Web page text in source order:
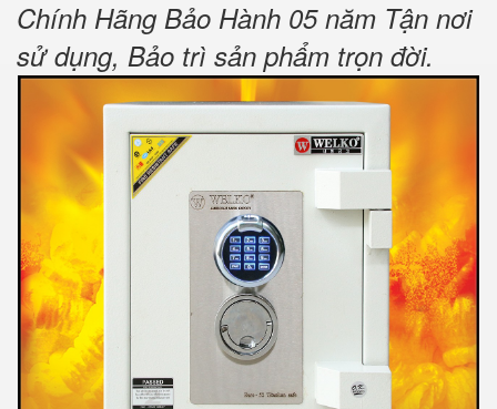
Chính Hãng Bảo Hành 05 năm Tận nơi
sử dụng, Bảo trì sản phẩm trọn đời.